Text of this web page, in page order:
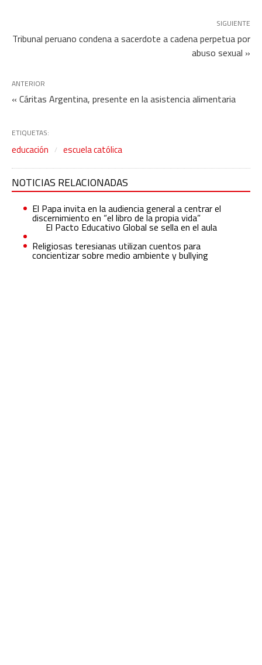
SIGUIENTE
Tribunal peruano condena a sacerdote a cadena perpetua por
abuso sexual »
ANTERIOR
« Cáritas Argentina, presente en la asistencia alimentaria
ETIQUETAS:
educación escuela católica
NOTICIAS RELACIONADAS
El Papa invita en la audiencia general a centrar el
discernimiento en “el libro de la propia vida”
El Pacto Educativo Global se sella en el aula
Religiosas teresianas utilizan cuentos para
concientizar sobre medio ambiente y bullying